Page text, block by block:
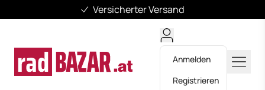
Versicherter Versand
Anmelden
Registrieren